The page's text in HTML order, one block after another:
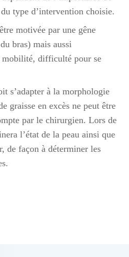
type d’intervention choisie.
motivée par une gêne
bras) mais aussi
difficulté pour se
s’adapter à la morphologie
graisse en excès ne peut être
par le chirurgien. Lors de
l’état de la peau ainsi que
de façon à déterminer les